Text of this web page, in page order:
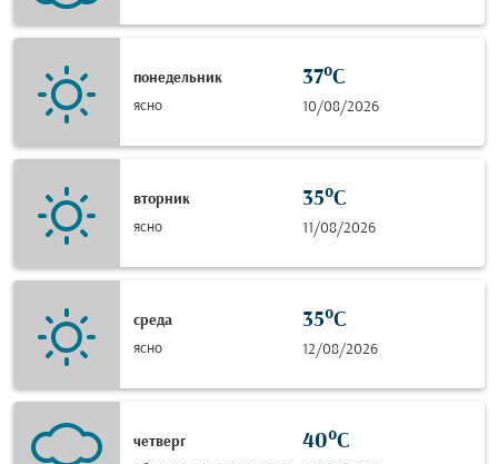
понедельник
ясно
37°C
10/08/2026
вторник
ясно
35°C
11/08/2026
среда
ясно
35°C
12/08/2026
четверг
40°C